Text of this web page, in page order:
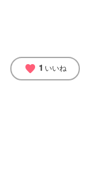
favorite 1 いいね